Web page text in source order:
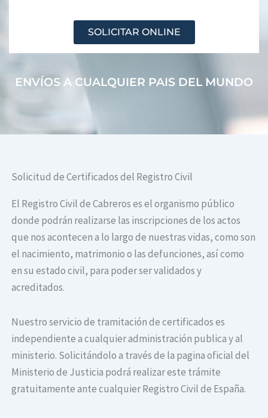
SOLICITAR ONLINE
ENVÍOS A CUALQUIER PAIS DEL MUNDO
Solicitud de Certificados del Registro Civil
El Registro Civil de Cabreros es el organismo público
donde podrán realizarse las inscripciones de los actos
que nos acontecen a lo largo de nuestras vidas, como son
el nacimiento, matrimonio o las defunciones, así como
en su estado civil, para poder ser validados y
acreditados.
Nuestro servicio de tramitación de certificados es
independiente a cualquier administración publica y al
ministerio. Solicitándolo a través de la pagina oficial del
Ministerio de Justicia podrá realizar este trámite
gratuitamente ante cualquier Registro Civil de España.